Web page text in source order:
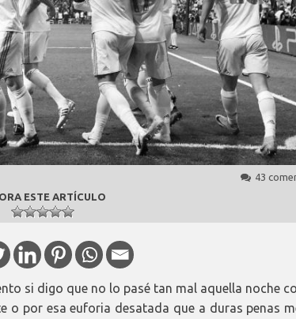
43
ESTE ARTÍCULO
si digo que no lo pasé tan mal aquella noche
o por esa euforia desatada que a duras penas